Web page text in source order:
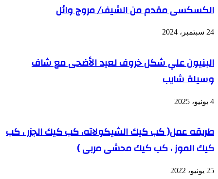
الكسكسى مقدم من الشيف/ مروج وائل
24 سبتمبر، 2024
البنيون علي شكل خروف لعيد الأضحى مع شاف
وسيلة شايب
4 يونيو، 2025
طريقه عمل( كب كيك الشيكولاته، كب كيك الجزر ، كب
كيك الموز ، كب كيك محشى مربى )
25 يونيو، 2022